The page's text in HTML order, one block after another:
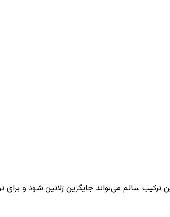
سالم می‌تواند جایگزین ژلاتین شود و برای